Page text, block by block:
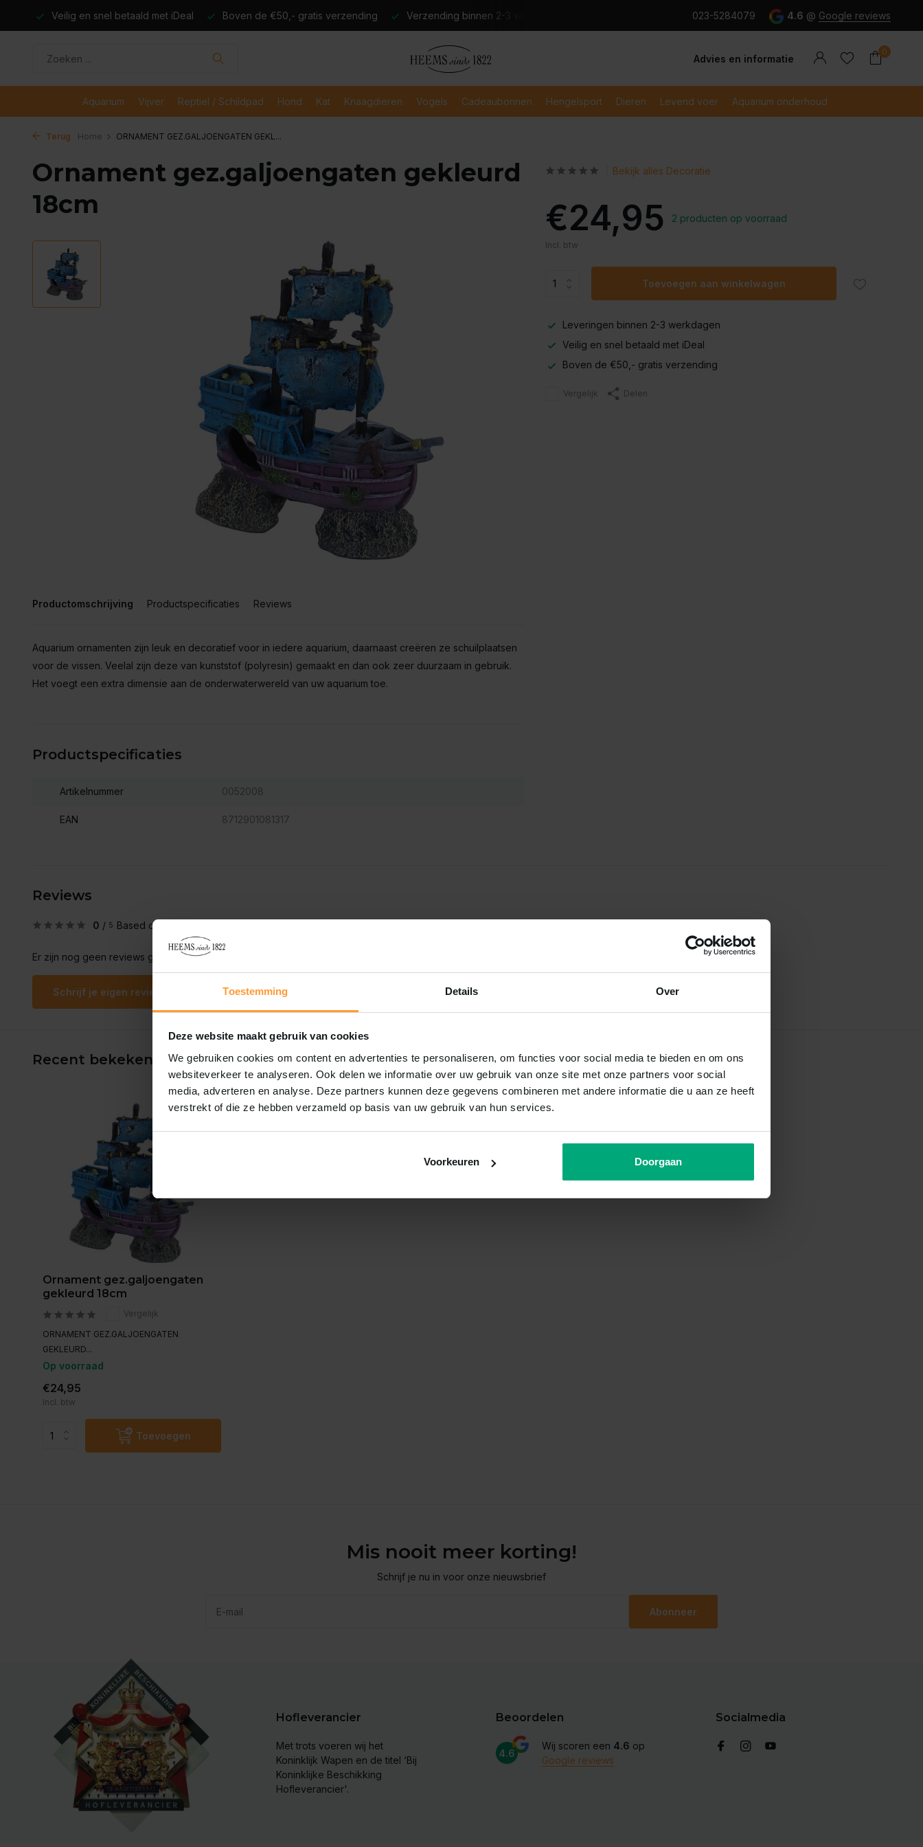
Toestemming Details Over
Deze website maakt gebruik van cookies
We gebruiken cookies om content en advertenties te personaliseren, om functies voor social media te bieden en om ons
websiteverkeer te analyseren. Ook delen we informatie over uw gebruik van onze site met onze partners voor social
media, adverteren en analyse. Deze partners kunnen deze gegevens combineren met andere informatie die u aan ze heeft
verstrekt of die ze hebben verzameld op basis van uw gebruik van hun services.
Voorkeuren Doorgaan
Veilig en snel betaald met iDeal Boven de €50,- gratis verzending Verzending binnen 2-3 werkdagen Veilig en snel betaald met iDeal
023-5284079 4.6 @ Google reviews
Advies en informatie
0
Aquarium Vijver Reptiel / Schildpad Hond Kat Knaagdieren Vogels Cadeaubonnen Hengelsport Dieren Levend voer Aquarium onderhoud
Terug Home ORNAMENT GEZ.GALJOENGATEN GEKL...
Ornament gez.galjoengaten gekleurd
18cm
Productomschrijving Productspecificaties Reviews
Aquarium ornamenten zijn leuk en decoratief voor in iedere aquarium, daarnaast creëren ze schuilplaatsen
voor de vissen. Veelal zijn deze van kunststof (polyresin) gemaakt en dan ook zeer duurzaam in gebruik.
Het voegt een extra dimensie aan de onderwaterwereld van uw aquarium toe.
Productspecificaties
Artikelnummer 0052008
EAN 8712901081317
Bekijk alles Decoratie
€24,95 2 producten op voorraad
Incl. btw
Toevoegen aan winkelwagen
Leveringen binnen 2-3 werkdagen
Veilig en snel betaald met iDeal
Boven de €50,- gratis verzending
Vergelijk Delen
Reviews
0 / 5 Based on 0 reviews
Er zijn nog geen reviews geschreven over dit product..
Schrijf je eigen review
Recent bekeken
Ornament gez.galjoengaten
gekleurd 18cm
Vergelijk
ORNAMENT GEZ.GALJOENGATEN
GEKLEURD...
Op voorraad
€24,95
Incl. btw
Toevoegen
Mis nooit meer korting!
Schrijf je nu in voor onze nieuwsbrief
Abonneer
Hofleverancier
Met trots voeren wij het
Koninklijk Wapen en de titel ‘Bij
Koninklijke Beschikking
Hofleverancier'.
Beoordelen
4.6
Wij scoren een 4.6 op
Google reviews
Socialmedia